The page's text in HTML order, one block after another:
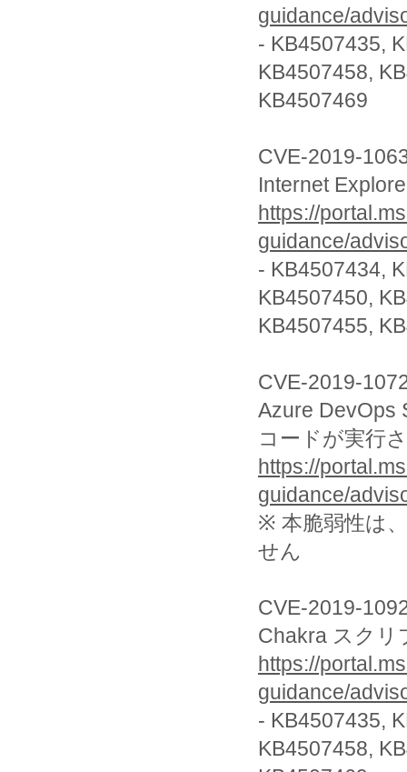
guidance/
- KB4507435,
KB4507458,
KB4507469
CVE-2019-
Internet
https://
guidance/
- KB4507434,
KB4507450,
KB4507455,
CVE-2019-
Azure DevOps
コードが実行
https://
guidance/
※ 本脆弱性は
せん
CVE-2019-
Chakra スクリ
https://
guidance/
- KB4507435,
KB4507458,